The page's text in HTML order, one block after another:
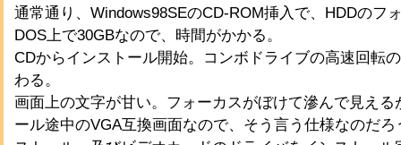
通常通り、Windows98SEのCD-ROM挿入で、HDDのフ
DOS上で30GBなので、時間がかかる。
CDからインストール開始。コンボドライブの高速回転
わる。
画面上の文字が甘い。フォーカスがぼけて滲んで見える
ール途中のVGA互換画面なので、そう言う仕様なのだ